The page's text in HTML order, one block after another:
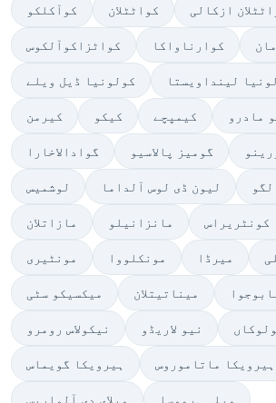
کوآکلکو کواٹٹلان ازکالی
کواٹزاکوآلکوس کوارناواکا
کولونیا ڈیل ویلے لینداویستا
کیرمن کیکو کیمپچے مادرو
گوادالاخارا گومیز پالاسیو
لوشمیس لیون ڈی لوس آلداما
مازاتلان مانزانيلو کونٹریراس
مونٹیری مونکلووا میرڈا
میکسیکو سٹی میناتیتلان
نیکولاس رومرو نیو لاریڈو
ہیرویکا گویماس ہیرویکا ماتاموروس
ویلای دی آلواریس ویلہ ہرموسا